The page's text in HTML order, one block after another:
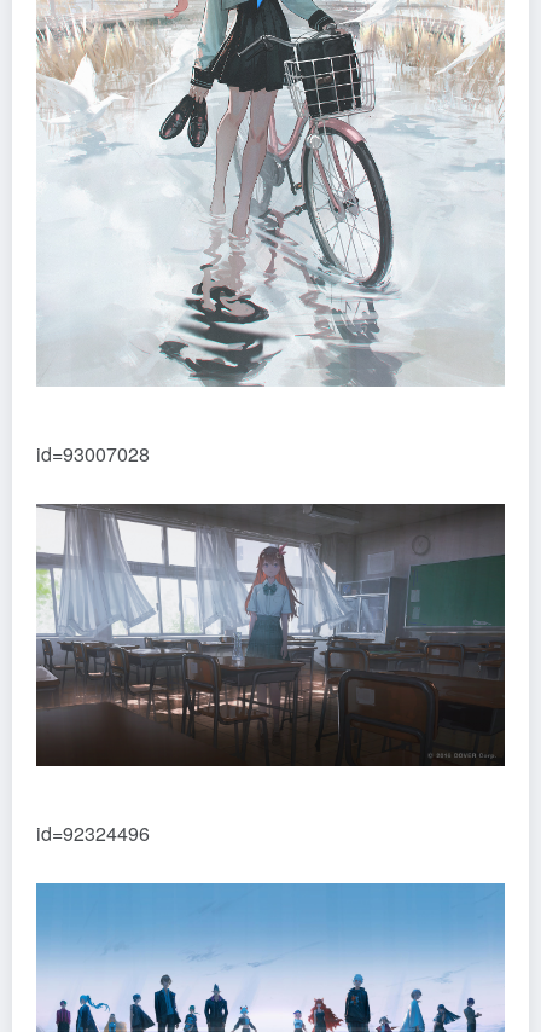
id=93007028
id=92324496